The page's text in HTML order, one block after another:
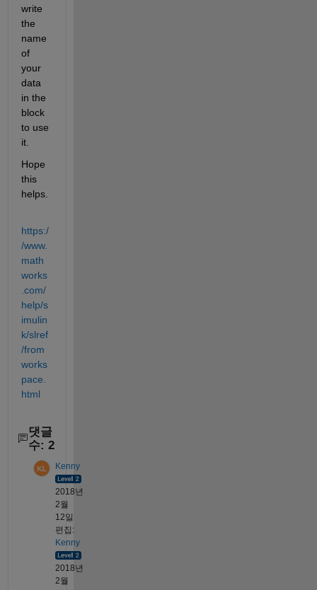
write
the
name
of
your
data
in the
block
to use
it.
Hope
this
helps.
https:/
/www.
math
works
.com/
help/s
imulin
k/slref
/from
works
pace.
html
댓글
수: 2
Kenny
2018년
2월
12일
편집:
Kenny
2018년
2월